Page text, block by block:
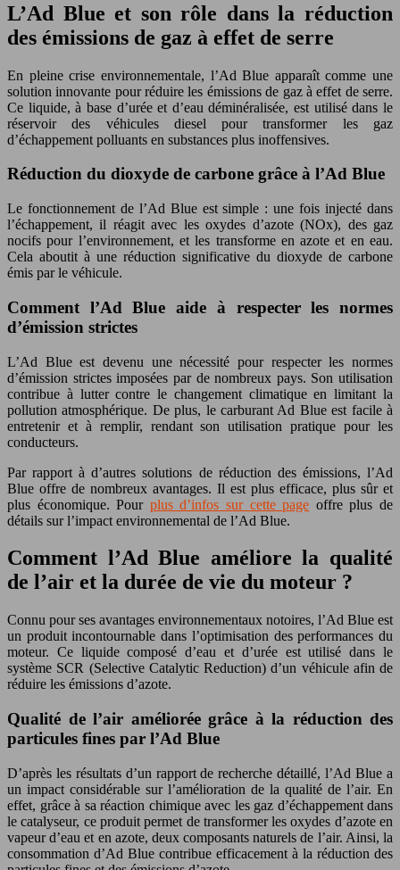
L’Ad Blue et son rôle dans la réduction
des émissions de gaz à effet de serre
En pleine crise environnementale, l’Ad Blue apparaît comme une
solution innovante pour réduire les émissions de gaz à effet de serre.
Ce liquide, à base d’urée et d’eau déminéralisée, est utilisé dans le
réservoir des véhicules diesel pour transformer les gaz
d’échappement polluants en substances plus inoffensives.
Réduction du dioxyde de carbone grâce à l’Ad Blue
Le fonctionnement de l’Ad Blue est simple : une fois injecté dans
l’échappement, il réagit avec les oxydes d’azote (NOx), des gaz
nocifs pour l’environnement, et les transforme en azote et en eau.
Cela aboutit à une réduction significative du dioxyde de carbone
émis par le véhicule.
Comment l’Ad Blue aide à respecter les normes
d’émission strictes
L’Ad Blue est devenu une nécessité pour respecter les normes
d’émission strictes imposées par de nombreux pays. Son utilisation
contribue à lutter contre le changement climatique en limitant la
pollution atmosphérique. De plus, le carburant Ad Blue est facile à
entretenir et à remplir, rendant son utilisation pratique pour les
conducteurs.
Par rapport à d’autres solutions de réduction des émissions, l’Ad
Blue offre de nombreux avantages. Il est plus efficace, plus sûr et
plus économique. Pour plus d’infos sur cette page offre plus de
détails sur l’impact environnemental de l’Ad Blue.
Comment l’Ad Blue améliore la qualité
de l’air et la durée de vie du moteur ?
Connu pour ses avantages environnementaux notoires, l’Ad Blue est
un produit incontournable dans l’optimisation des performances du
moteur. Ce liquide composé d’eau et d’urée est utilisé dans le
système SCR (Selective Catalytic Reduction) d’un véhicule afin de
réduire les émissions d’azote.
Qualité de l’air améliorée grâce à la réduction des
particules fines par l’Ad Blue
D’après les résultats d’un rapport de recherche détaillé, l’Ad Blue a
un impact considérable sur l’amélioration de la qualité de l’air. En
effet, grâce à sa réaction chimique avec les gaz d’échappement dans
le catalyseur, ce produit permet de transformer les oxydes d’azote en
vapeur d’eau et en azote, deux composants naturels de l’air. Ainsi, la
consommation d’Ad Blue contribue efficacement à la réduction des